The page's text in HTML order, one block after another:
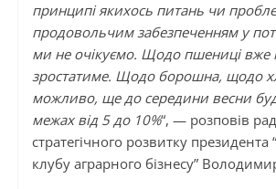
принципі якихось питань чи
продовольчим забезпеченням у
ми не очікуємо. Щодо пшениці вже
зростатиме. Щодо борошна, щодо
можливо, ще до середини весни
межах від 5 до 10%“, — розповів
стратегічного розвитку президента
клубу аграрного бізнесу”